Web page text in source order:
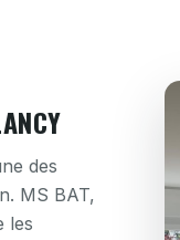
des
MS BAT,
les